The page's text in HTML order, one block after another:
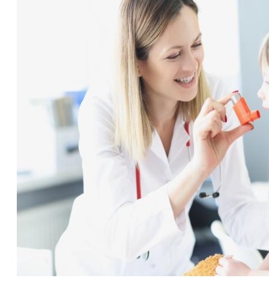
Prop Phen testosterone
Phenylopropionate 100
Sek w tym ze to była ostra niewydolnosc nerek,ktora mozna
we wczesnym stadium wyleczyć. Podliczam treningi z bana.
Profesjonalna firma dbająca o wysoki standard. W chwili
przyjmowana sterydów z zewnątrz, działanie osi
podwzgórze – przysadka – jądra zostaje zaburzone, jądra
przestają produkować naturalny testosteron, a poziom
hormonów w organizmie ulega rozchwianiu. Tym samym
pomagają uzyskać lepsze wyniki w sporcie czy w
intensywnym treningu. Łączy doświadczenie ze świata
sportu z umiejętnościami administracyjnymi, SEO i SMM,
przygotowując dla czytelników Sarmpedii treści, które nie
tylko merytorycznie wyczerpują temat, ale też są
przystępne w odbiorze. Alicja: Liczysz kalorie, jesz jak w
zegarku, ćwiczysz 5 razy w tygodniu, nie jesz węglowodanów
a i tak nie chudniesz. Panowie sa jakies opinie o Maximus
PHARMA. Do glikokortykosteroidów stosowanych doustnie
zalicza się hydrokortyzon, prednizon, metyloprednizon,
prednizolon i triamcynolon. Jeżeli chce się ją połączyć od
razu z treningiem siłowym, warto pamiętać o tym, że reguła
jest taka, iż najpierw wykonuje się trening z obciążeniem, a
dopiero potem cardio. Są odpowiedzialne za syntezę
białka, przyrost kości i tkanki mięśniowej. Zadzwoniłam do
tego wcześniejszego lekarza, mimo zmęczenia natychmiast
kazał przyjechać. Mam przewlekłą i powracającą anemię.